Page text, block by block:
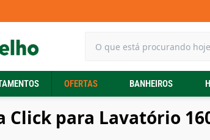
OFERTAS BANHEIROS
Click para Lavatório